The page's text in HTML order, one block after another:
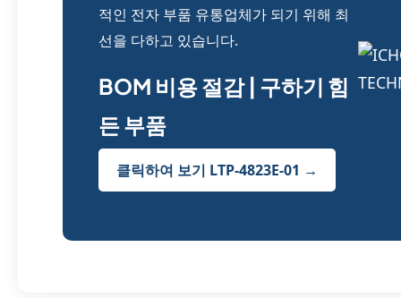
적인 전자 부품 유통업체가 되기 위해 최
선을 다하고 있습니다.
BOM 비용 절감 | 구하기 힘
든 부품
클릭하여 보기 LTP-4823E-01 →